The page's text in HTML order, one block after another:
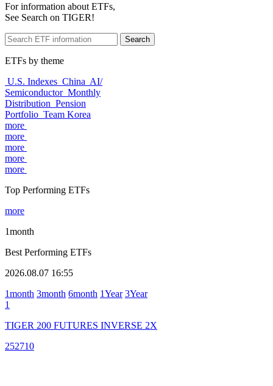
For information about ETFs,
See Search on TIGER!
Search
ETFs by theme
U.S. Indexes China AI/
Semiconductor Monthly
Distribution Pension
Portfolio Team Korea
more
more
more
more
more
Top Performing ETFs
more
1month
Best Performing ETFs
2026.08.07 16:55
1month 3month 6month 1Year 3Year
1
TIGER 200 FUTURES INVERSE 2X
252710